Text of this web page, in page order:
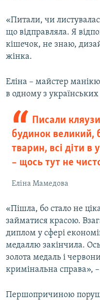
«Питали, чи
що відправляла. Я
кішечок, не знаю,
жінка.
Еліна – майстер
в одному з українських
Писали
будинок великий,
тварин, всі діти в
– щось тут не
Еліна Мамедова
«Пішла, бо стало не
займатися красою.
диплом у сфері
медаллю закінчила.
золота медаль і
кримінальна справа»,
Першопричиною